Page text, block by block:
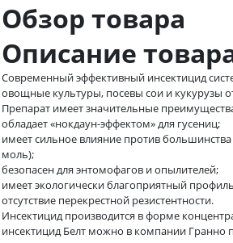
Обзор товара
Описание
Современный эффективный инсектицид
овощные культуры, посевы сои и кукурузы
Препарат имеет значительные
обладает «нокдаун-эффектом» для гусениц;
имеет сильное влияние против
моль);
безопасен для энтомофагов и опылителей;
имеет экологически благоприятный
отсутствие перекрестной резистентности.
Инсектицид производится в форме
инсектицид Белт можно в компании Гранно